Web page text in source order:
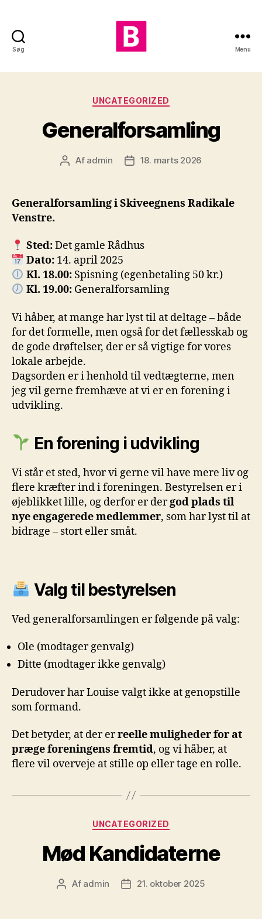
Søg Menu
Kategorier
UNCATEGORIZED
Generalforsamling
Indlægsforfatter
Af admin Indlægsdato
18. marts 2026
Generalforsamling i Skiveegnens Radikale
Venstre.
Sted:Det gamle Rådhus
Dato:14. april 2025
Kl. 18.00:Spisning (egenbetaling 50 kr.)
Kl. 19.00:Generalforsamling
Vi håber, at mange har lyst til at deltage – både
for det formelle, men også for det fællesskab og
de gode drøftelser, der er så vigtige for vores
lokale arbejde.
Dagsorden er i henhold til vedtægterne, men
jeg vil gerne fremhæve at vi er en forening i
udvikling.
En forening i udvikling
Vi står et sted, hvor vi gerne vil have mere liv og
flere kræfter ind i foreningen. Bestyrelsen er i
øjeblikket lille, og derfor er dergod plads til
nye engagerede medlemmer, som har lyst til at
bidrage – stort eller småt.
Valg til bestyrelsen
Ved generalforsamlingen er følgende på valg:
Ole (modtager genvalg)
Ditte (modtager ikke genvalg)
Derudover har Louise valgt ikke at genopstille
som formand.
Det betyder, at der erreelle muligheder for at
præge foreningens fremtid, og vi håber, at
flere vil overveje at stille op eller tage en rolle.
Kategorier
UNCATEGORIZED
Mød Kandidaterne
Indlægsforfatter
Af admin Indlægsdato
21. oktober 2025